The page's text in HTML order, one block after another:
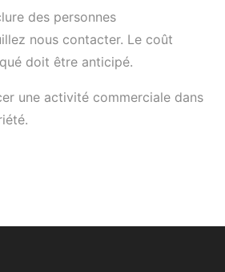
des personnes
nous contacter. Le coût
doit être anticipé.
une activité commerciale dans